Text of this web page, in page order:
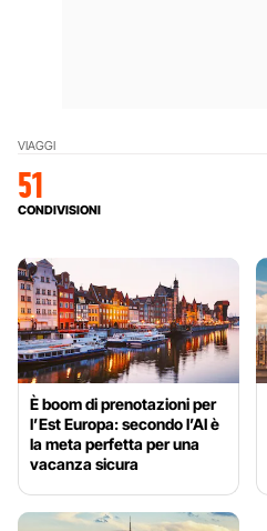
VIAGGI
51
CONDIVISIONI
È boom di prenotazioni per
l’Est Europa: secondo l’AI è
la meta perfetta per una
vacanza sicura